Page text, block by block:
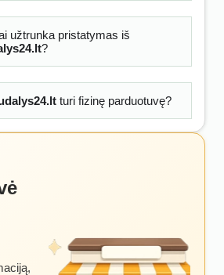
užtrunka pristatymas iš
?
turi fizinę parduotuvę?